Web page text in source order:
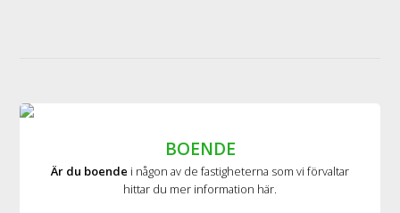
BOENDE
Är du boende i någon av de fastigheterna som vi förvaltar
hittar du mer information här.